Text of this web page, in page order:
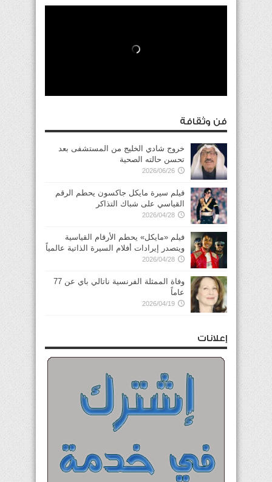
فن وثقافة
خروج شادي الخليج من المستشفى بعد
تحسن حالته الصحية
2026/06/26
فيلم سيرة مايكل جاكسون يحطم الرقم
القياسي على شباك التذاكر
2026/04/28
فيلم «مايكل» يحطم الأرقام القياسية
ويتصدر إيرادات أفلام السيرة الذاتية عالمياً
2026/04/28
وفاة الممثلة الفرنسية ناتالي باي عن 77
عاماً
2026/04/19
إعلانات